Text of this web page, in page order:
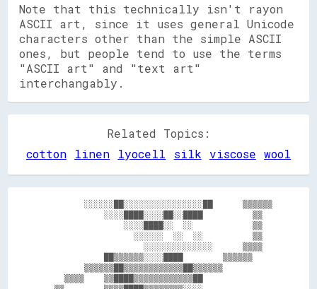
Note that this technically isn't rayon
ASCII art, since it uses general Unicode
characters other than the simple ASCII
ones, but people tend to use the terms
"ASCII art" and "text art"
interchangably.
Related Topics:
cotton
linen lyocell silk viscose wool
        ░░░░░░██░░░░░░░░░░░░░░░░██      ▒▒▒▒▒▒
            ░░░░████░░░░██░░████          ▒▒
                ░░░░████░░  ░░            ▒▒
                  ░░░░░░  ░░  ░░          ▒▒
                    ░░░░░░░░░░░░░░      ▒▒▒▒
            ██▒▒▒▒▒▒░░░░████        ▒▒▒▒▒▒
        ▒▒▒▒▒▒██▒▒▒▒▒▒▒▒▒▒▒▒██▒▒▒▒▒▒
    ▒▒▒▒    ▒▒████▒▒▒▒▒▒▒▒▒▒▒▒██